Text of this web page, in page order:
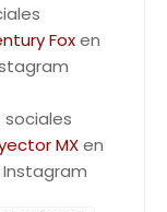
Foxen
MXen